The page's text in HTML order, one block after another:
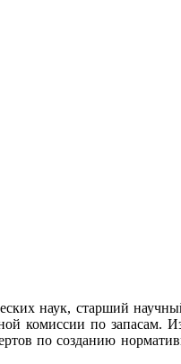
наук, старший
комиссии по запасам.
по созданию